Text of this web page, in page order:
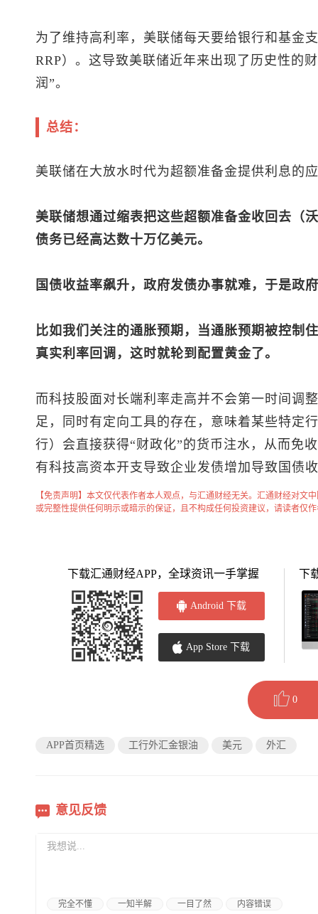
为了维持高利率，美联储每天要给银行和基金
RRP）。这导致美联储近年来出现了历史性的
润”。
总结：
美联储在大放水时代为超额准备金提供利息的
美联储想通过缩表把这些超额准备金收回去（
债务已经高达数十万亿美元。
国债收益率飙升，政府发债办事就难，于是政
比如我们关注的通胀预期，当通胀预期被控制
真实利率回调，这时就轮到配置黄金了。
而科技股面对长端利率走高并不会第一时间调
足，同时有定向工具的存在，意味着某些特定
行）会直接获得“财政化”的货币注水，从而免
有科技高资本开支导致企业发债增加导致国债
【免责声明】本文仅代表作者本人观点，与汇通财经无关。汇通财经对文
或完整性提供任何明示或暗示的保证，且不构成任何投资建议，请读者仅
下载汇通财经APP，全球资讯一手掌握
Android 下载
App Store 下载
下
0
APP首页精选 工行外汇金银油 美元 外汇
意见反馈
完全不懂 一知半解 一目了然 内容错误